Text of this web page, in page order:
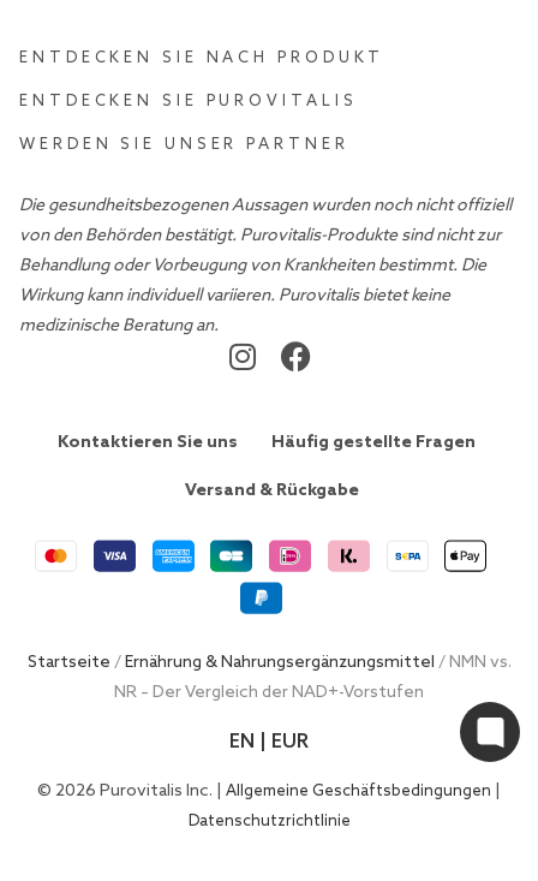
ENTDECKEN SIE NACH PRODUKT
ENTDECKEN SIE PUROVITALIS
WERDEN SIE UNSER PARTNER
Die gesundheitsbezogenen Aussagen wurden noch nicht offiziell
von den Behörden bestätigt. Purovitalis-Produkte sind nicht zur
Behandlung oder Vorbeugung von Krankheiten bestimmt. Die
Wirkung kann individuell variieren. Purovitalis bietet keine
medizinische Beratung an.
Kontaktieren Sie uns Häufig gestellte Fragen
Versand & Rückgabe
Startseite /Ernährung & Nahrungsergänzungsmittel / NMN vs.
NR – Der Vergleich der NAD+-Vorstufen
EN | EUR
© 2026 Purovitalis Inc. | Allgemeine Geschäftsbedingungen
Datenschutzrichtlinie